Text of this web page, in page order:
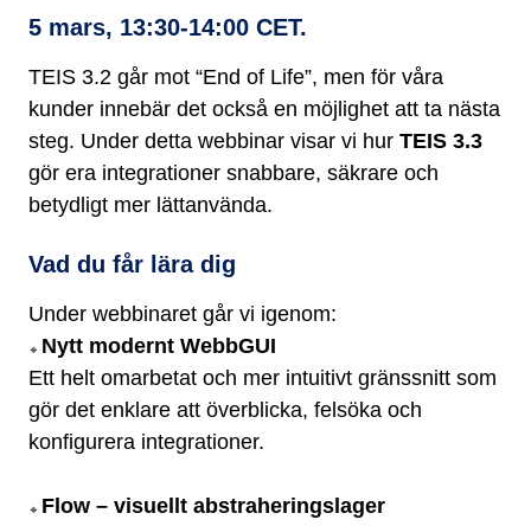
5 mars, 13:30-14:00 CET.
TEIS 3.2 går mot “End of Life”, men för våra
kunder innebär det också en möjlighet att ta nästa
steg. Under detta webbinar visar vi hur TEIS 3.3
gör era integrationer snabbare, säkrare och
betydligt mer lättanvända.
Vad du får lära dig
Under webbinaret går vi igenom:
🔹 Nytt modernt WebbGUI
Ett helt omarbetat och mer intuitivt gränssnitt som
gör det enklare att överblicka, felsöka och
konfigurera integrationer.
🔹 Flow – visuellt abstraheringslager